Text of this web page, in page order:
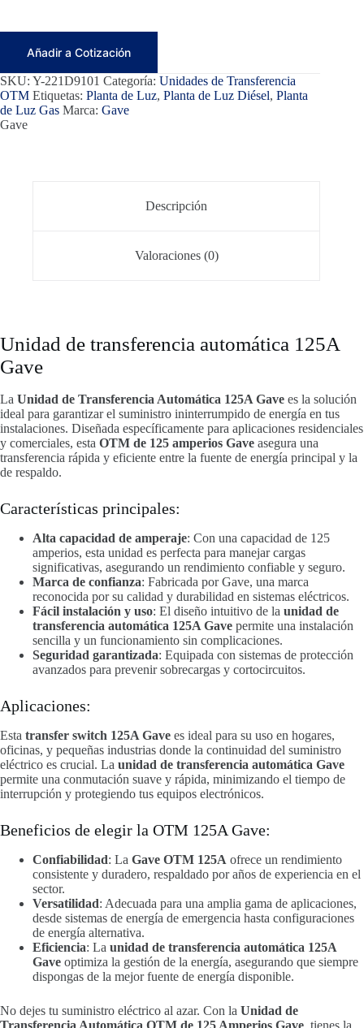
Añadir a Cotización
SKU: Y-221D9101 Categoría: Unidades de Transferencia
OTM Etiquetas: Planta de Luz, Planta de Luz Diésel, Planta
de Luz Gas Marca: Gave
Gave
Descripción
Valoraciones (0)
Unidad de transferencia automática 125A
Gave
La Unidad de Transferencia Automática 125A Gave es la solución
ideal para garantizar el suministro ininterrumpido de energía en tus
instalaciones. Diseñada específicamente para aplicaciones residenciales
y comerciales, esta OTM de 125 amperios Gave asegura una
transferencia rápida y eficiente entre la fuente de energía principal y la
de respaldo.
Características principales:
Alta capacidad de amperaje: Con una capacidad de 125
amperios, esta unidad es perfecta para manejar cargas
significativas, asegurando un rendimiento confiable y seguro.
Marca de confianza: Fabricada por Gave, una marca
reconocida por su calidad y durabilidad en sistemas eléctricos.
Fácil instalación y uso: El diseño intuitivo de la unidad de
transferencia automática 125A Gave permite una instalación
sencilla y un funcionamiento sin complicaciones.
Seguridad garantizada: Equipada con sistemas de protección
avanzados para prevenir sobrecargas y cortocircuitos.
Aplicaciones:
Esta transfer switch 125A Gave es ideal para su uso en hogares,
oficinas, y pequeñas industrias donde la continuidad del suministro
eléctrico es crucial. La unidad de transferencia automática Gave
permite una conmutación suave y rápida, minimizando el tiempo de
interrupción y protegiendo tus equipos electrónicos.
Beneficios de elegir la OTM 125A Gave:
Confiabilidad: La Gave OTM 125A ofrece un rendimiento
consistente y duradero, respaldado por años de experiencia en el
sector.
Versatilidad: Adecuada para una amplia gama de aplicaciones,
desde sistemas de energía de emergencia hasta configuraciones
de energía alternativa.
Eficiencia: La unidad de transferencia automática 125A
Gave optimiza la gestión de la energía, asegurando que siempre
dispongas de la mejor fuente de energía disponible.
No dejes tu suministro eléctrico al azar. Con la Unidad de
Transferencia Automática OTM de 125 Amperios Gave , tienes la